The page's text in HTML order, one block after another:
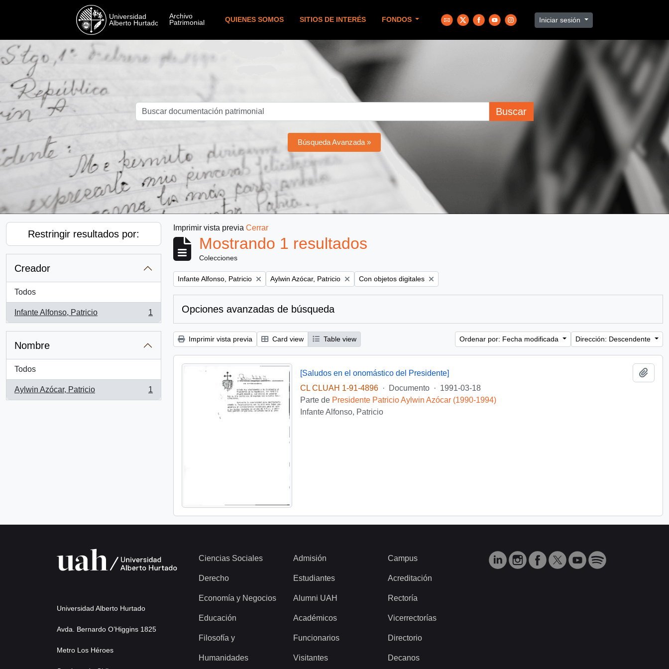
QUIENES SOMOS SITIOS DE INTERÉS FONDOS Iniciar sesión
Buscar
Búsqueda Avanzada »
Restringir resultados por:
Creador
Todos
Infante Alfonso, Patricio
, 1 resultados
1
Nombre
Todos
Aylwin Azócar, Patricio
, 1 resultados
1
Imprimir vista previa Cerrar
Mostrando 1 resultados
Colecciones
Remove filter:
Infante Alfonso, Patricio Remove filter:
Aylwin Azócar, Patricio Remove filter:
Con objetos digitales
Opciones avanzadas de búsqueda
Imprimir vista previa Card view Table view Ordenar por: Fecha modificada Dirección: Descendente
[Saludos en el onomástico del Presidente]
CL CLUAH 1-91-4896
· Documento · 1991-03-18
Parte de Presidente Patricio Aylwin Azócar (1990-1994)
Infante Alfonso, Patricio
Universidad Alberto Hurtado
Avda. Bernardo O’Higgins 1825
Metro Los Héroes
Ciencias Sociales
Derecho
Economía y Negocios
Educación
Filosofía y
Humanidades
Admisión
Estudiantes
Alumni UAH
Académicos
Funcionarios
Visitantes
Campus
Acreditación
Rectoría
Vicerrectorías
Directorio
Decanos